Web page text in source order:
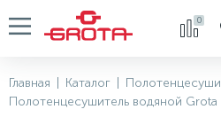
0
Главная Каталог
Полотенцесушитель водяной